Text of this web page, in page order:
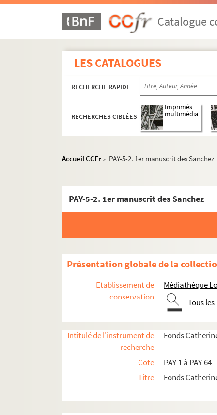
Catalogue
LES CATALOGUES
RECHERCHE RAPIDE
RECHERCHES CIBLÉES
Imprimés
multimédia
Accueil CCFr > PAY-5-2. 1er manuscrit des Sanchez
PAY-5-2. 1er manuscrit des Sanchez
Présentation globale de la
Etablissement de
conservation
Médiathèque
Tous
Intitulé de l'instrument de
recherche
Fonds
Cote
PAY-1 à PAY-64
Titre
Fonds
Œuvres